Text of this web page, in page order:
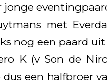
met
nog een paard
K (v Son de
een halfbroer